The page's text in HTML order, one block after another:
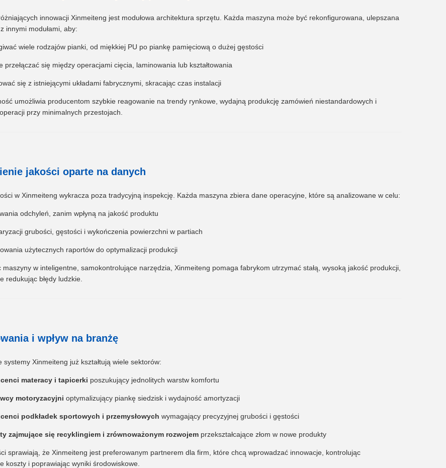
innowacji Xinmeiteng jest modułowa architektura sprzętu. Każda maszyna może być rekonfigurowana, ulepszana
innymi modułami, aby:
wiele rodzajów pianki, od miękkiej PU po piankę pamięciową o dużej gęstości
przełączać się między operacjami cięcia, laminowania lub kształtowania
się z istniejącymi układami fabrycznymi, skracając czas instalacji
umożliwia producentom szybkie reagowanie na trendy rynkowe, wydajną produkcję zamówień niestandardowych i
przy minimalnych przestojach.
jakości oparte na danych
w Xinmeiteng wykracza poza tradycyjną inspekcję. Każda maszyna zbiera dane operacyjne, które są analizowane w celu:
odchyleń, zanim wpłyną na jakość produktu
grubości, gęstości i wykończenia powierzchni w partiach
użytecznych raportów do optymalizacji produkcji
maszyny w inteligentne, samokontrolujące narzędzia, Xinmeiteng pomaga fabrykom utrzymać stałą, wysoką jakość produkcji,
redukując błędy ludzkie.
i wpływ na branżę
systemy Xinmeiteng już kształtują wiele sektorów:
materacy i tapicerki poszukujący jednolitych warstw komfortu
motoryzacyjni optymalizujący piankę siedzisk i wydajność amortyzacji
podkładek sportowych i przemysłowych wymagający precyzyjnej grubości i gęstości
zajmujące się recyklingiem i zrównoważonym rozwojem przekształcające złom w nowe produkty
sprawiają, że Xinmeiteng jest preferowanym partnerem dla firm, które chcą wprowadzać innowacje, kontrolując
koszty i poprawiając wyniki środowiskowe.